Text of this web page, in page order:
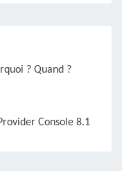
? Quand ?
Console 8.1